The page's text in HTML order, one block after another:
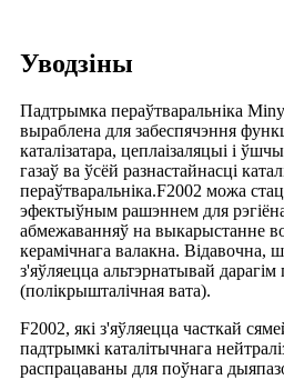
Уводзіны
Падтрымка пераўтваральніка
выраблена для забеспячэння
каталізатара, цеплаізаляцыі і
газаў ва ўсёй разнастайнасці
пераўтваральніка.F2002 можа
эфектыўным рашэннем для
абмежаванняў на выкарыстанне
керамічнага валакна. Відавочна,
з'яўляецца альтэрнатывай
(полікрышталічная вата).
F2002, які з'яўляецца часткай
падтрымкі каталітычнага
распрацаваны для поўнага